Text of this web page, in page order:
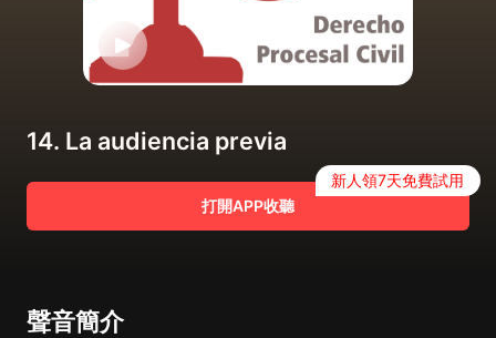
14. La audiencia previa
打開APP收聽
新人領7天免費試用
聲音簡介